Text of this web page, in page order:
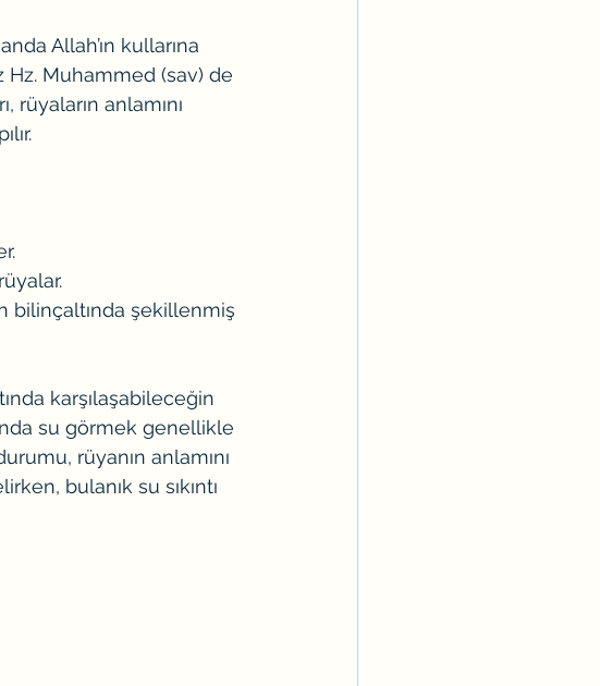
Allah’ın kullarına
Muhammed (sav) de
rüyaların anlamını
bilinçaltında şekillenmiş
karşılaşabileceğin
su görmek genellikle
rüyanın anlamını
bulanık su sıkıntı